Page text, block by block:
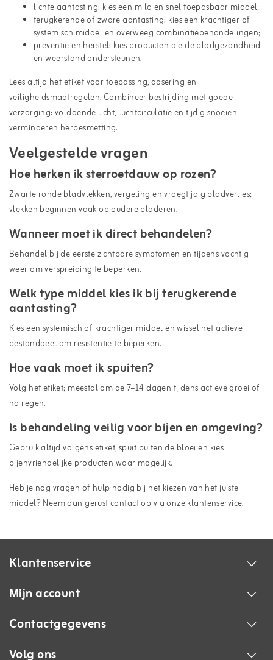
lichte aantasting: kies een mild en snel toepasbaar middel;
terugkerende of zware aantasting: kies een krachtiger of
systemisch middel en overweeg combinatiebehandelingen;
preventie en herstel: kies producten die de bladgezondheid
en weerstand ondersteunen.
Lees altijd het etiket voor toepassing, dosering en
veiligheidsmaatregelen. Combineer bestrijding met goede
verzorging: voldoende licht, luchtcirculatie en tijdig snoeien
verminderen herbesmetting.
Veelgestelde vragen
Hoe herken ik sterroetdauw op rozen?
Zwarte ronde bladvlekken, vergeling en vroegtijdig bladverlies;
vlekken beginnen vaak op oudere bladeren.
Wanneer moet ik direct behandelen?
Behandel bij de eerste zichtbare symptomen en tijdens vochtig
weer om verspreiding te beperken.
Welk type middel kies ik bij terugkerende
aantasting?
Kies een systemisch of krachtiger middel en wissel het actieve
bestanddeel om resistentie te beperken.
Hoe vaak moet ik spuiten?
Volg het etiket; meestal om de 7–14 dagen tijdens actieve groei of
na regen.
Is behandeling veilig voor bijen en omgeving?
Gebruik altijd volgens etiket, spuit buiten de bloei en kies
bijenvriendelijke producten waar mogelijk.
Heb je nog vragen of hulp nodig bij het kiezen van het juiste
middel? Neem dan gerust contact op via onzeklantenservice.
Klantenservice
Mijn account
Contactgegevens
Volg ons